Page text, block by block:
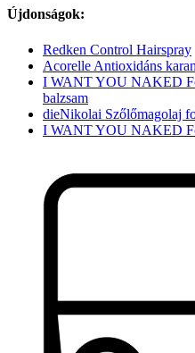
Újdonságok:
Redken Control Hairspray
Acorelle Antioxidáns
I WANT YOU NAKED
balzsam
dieNikolai Szőlőmagolaj
I WANT YOU NAKED